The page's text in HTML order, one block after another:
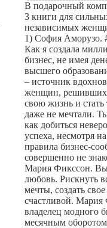
В подарочный
3 книги для
независимых
1) София Аморузо.
Как я создала
бизнес, не имея
высшего
– источник
женщин, решивших
свою жизнь и
даже не мечтали.
как добиться
успеха, несмотря
правила бизнес-
совершенно не
Мария Фикссон.
любовь. Рискнуть
мечты, создать
счастливой. Мария
владелец модного
месячным